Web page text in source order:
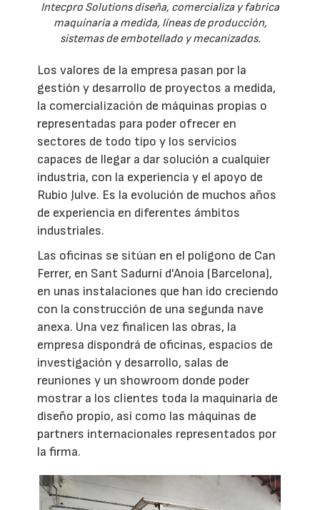
Intecpro Solutions diseña, comercializa y fabrica
maquinaria a medida, líneas de producción,
sistemas de embotellado y mecanizados.
Los valores de la empresa pasan por la
gestión y desarrollo de proyectos a medida,
la comercialización de máquinas propias o
representadas para poder ofrecer en
sectores de todo tipo y los servicios
capaces de llegar a dar solución a cualquier
industria, con la experiencia y el apoyo de
Rubio Julve. Es la evolución de muchos años
de experiencia en diferentes ámbitos
industriales.
Las oficinas se sitúan en el polígono de Can
Ferrer, en Sant Sadurní d'Anoia (Barcelona),
en unas instalaciones que han ido creciendo
con la construcción de una segunda nave
anexa. Una vez finalicen las obras, la
empresa dispondrá de oficinas, espacios de
investigación y desarrollo, salas de
reuniones y un showroom donde poder
mostrar a los clientes toda la maquinaria de
diseño propio, así como las máquinas de
partners internacionales representados por
la firma.